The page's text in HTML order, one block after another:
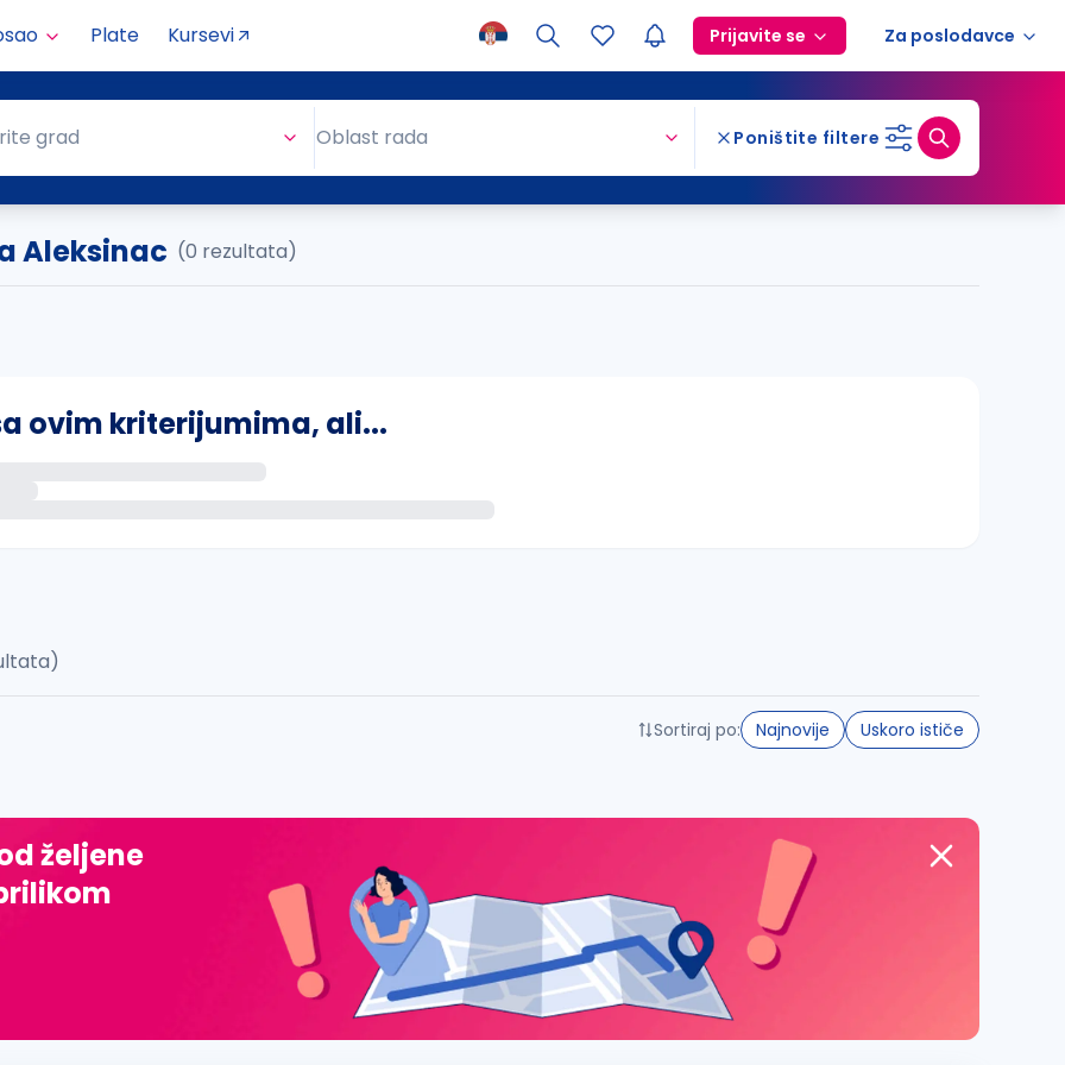
Plate Kursevi Prijavite se Za poslodavce
grad Oblast rada Poništite filtere
Aleksinac (0 rezultata)
ovim kriterijumima, ali...
đ, ž, dž)
Sortiraj po: Najnovije Uskoro ističe
željene